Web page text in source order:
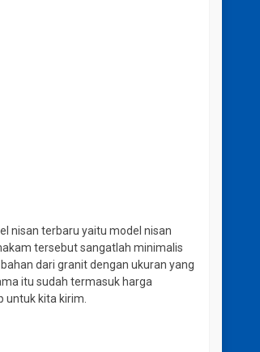
nisan terbaru yaitu model nisan
tersebut sangatlah minimalis
dari granit dengan ukuran yang
itu sudah termasuk harga
untuk kita kirim.